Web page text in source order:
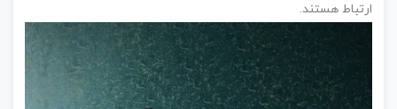
ارتباط هستند.